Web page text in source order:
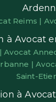
Reims |
à Avocat
|Avocat
|
Saint-
à